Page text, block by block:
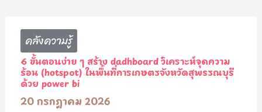
คลังความรู้
6 ขั้นตอนง่าย ๆ สร้าง dadhboard วิเคราะห์จุดความ
ร้อน (hotspot) ในพื้นที่การเกษตรจังหวัดสุพรรณบุรี
ด้วย power bi
20 กรกฎาคม 2026